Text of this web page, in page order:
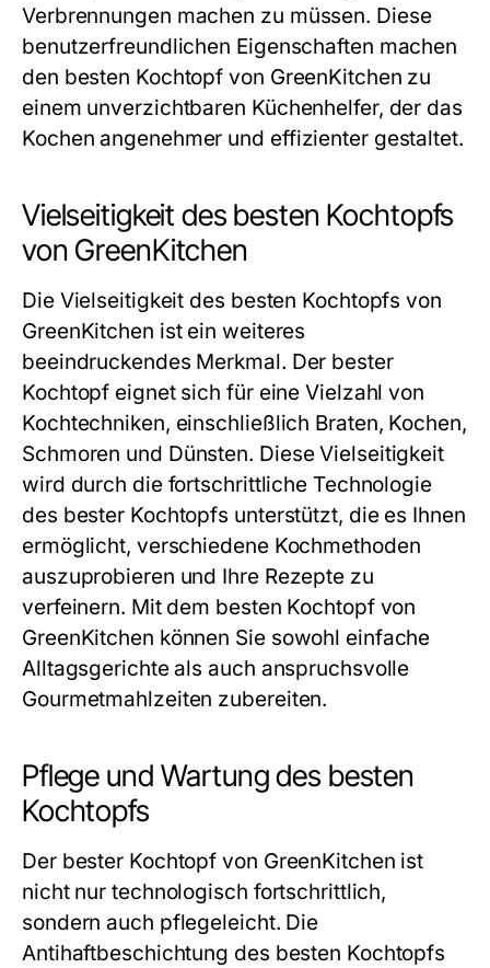
Verbrennungen machen zu müssen. Diese
benutzerfreundlichen Eigenschaften machen
den besten Kochtopf von GreenKitchen zu
einem unverzichtbaren Küchenhelfer, der das
Kochen angenehmer und effizienter gestaltet.
Vielseitigkeit des besten Kochtopfs
von GreenKitchen
Die Vielseitigkeit des besten Kochtopfs von
GreenKitchen ist ein weiteres
beeindruckendes Merkmal. Der bester
Kochtopf eignet sich für eine Vielzahl von
Kochtechniken, einschließlich Braten, Kochen,
Schmoren und Dünsten. Diese Vielseitigkeit
wird durch die fortschrittliche Technologie
des bester Kochtopfs unterstützt, die es Ihnen
ermöglicht, verschiedene Kochmethoden
auszuprobieren und Ihre Rezepte zu
verfeinern. Mit dem besten Kochtopfvon
GreenKitchen können Sie sowohl einfache
Alltagsgerichte als auch anspruchsvolle
Gourmetmahlzeiten zubereiten.
Pflege und Wartung des besten
Kochtopfs
Der bester Kochtopf von GreenKitchen ist
nicht nur technologisch fortschrittlich,
sondern auch pflegeleicht. Die
Antihaftbeschichtung des besten Kochtopfs